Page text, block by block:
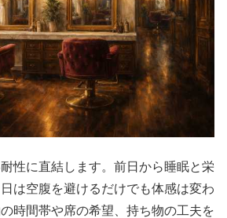
性に直結します。前日から睡眠と栄
は空腹を避けるだけでも体感は変わ
時間帯や席の希望、持ち物の工夫を